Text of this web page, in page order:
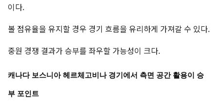
이다.
볼 점유율을 유지할 경우 경기 흐름을 유리하게 가져갈 수 있다.
중원 경쟁 결과가 승부를 좌우할 가능성이 크다.
캐나다 보스니아 헤르체고비나 경기에서 측면 공간 활용이 승
부 포인트